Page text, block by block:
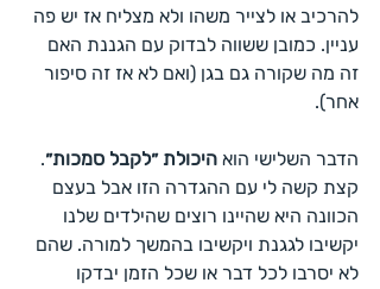
להרכיב או לצייר משהו ולא מצליח אז יש פה
עניין. כמובן ששווה לבדוק עם הגננת האם
זה מה שקורה גם בגן (ואם לא אז זה סיפור
אחר).
הדבר השלישי הוא היכולת ״לקבל סמכות״.
קצת קשה לי עם ההגדרה הזו אבל בעצם
הכוונה היא שהיינו רוצים שהילדים שלנו
יקשיבו לגגנת ויקשיבו בהמשך למורה. שהם
לא יסרבו לכל דבר או שכל הזמן יבדקו